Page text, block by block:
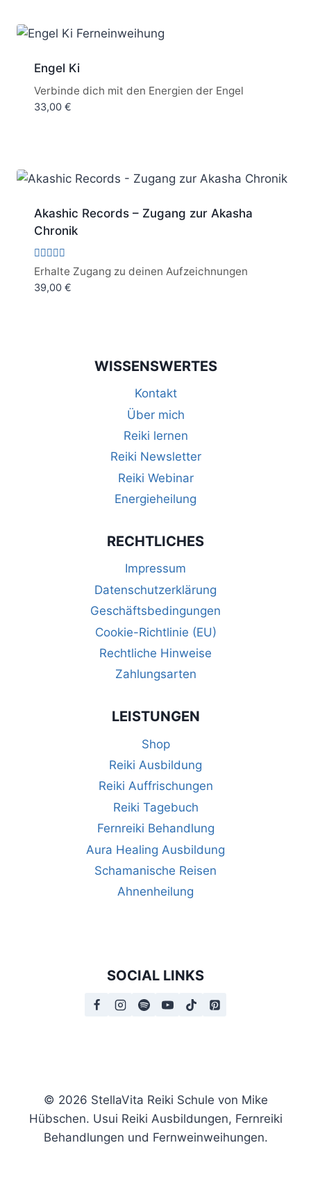
Engel Ki
Verbinde dich mit den Energien der Engel
33,00 €
Akashic Records – Zugang zur Akasha
Chronik
Bewertet
mit
4.67
von 5
Erhalte Zugang zu deinen Aufzeichnungen
39,00 €
WISSENSWERTES
Kontakt
Über mich
Reiki lernen
Reiki Newsletter
Reiki Webinar
Energieheilung
RECHTLICHES
Impressum
Datenschutzerklärung
Geschäftsbedingungen
Cookie-Richtlinie (EU)
Rechtliche Hinweise
Zahlungsarten
LEISTUNGEN
Shop
Reiki Ausbildung
Reiki Auffrischungen
Reiki Tagebuch
Fernreiki Behandlung
Aura Healing Ausbildung
Schamanische Reisen
Ahnenheilung
SOCIAL LINKS
© 2026 StellaVita Reiki Schule von Mike
Hübschen. Usui Reiki Ausbildungen, Fernreiki
Behandlungen und Fernweinweihungen.